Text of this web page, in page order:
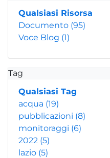
Qualsiasi Risorsa
Documento (95)
Voce Blog (1)
Tag
Qualsiasi Tag
acqua (19)
pubblicazioni (8)
monitoraggi (6)
2022 (5)
lazio (5)